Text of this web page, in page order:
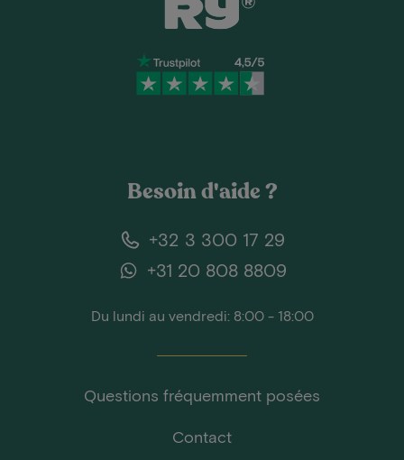
Besoin d'aide ?
+32 3 300 17 29
+31 20 808 8809
Du lundi au vendredi: 8:00 - 18:00
Questions fréquemment posées
Contact